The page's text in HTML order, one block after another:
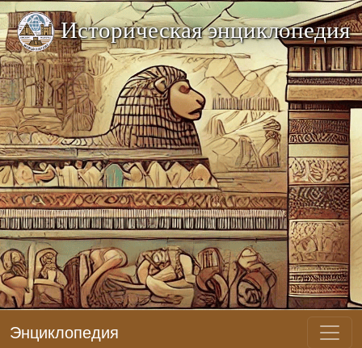
Историческая энциклопедия
Энциклопедия